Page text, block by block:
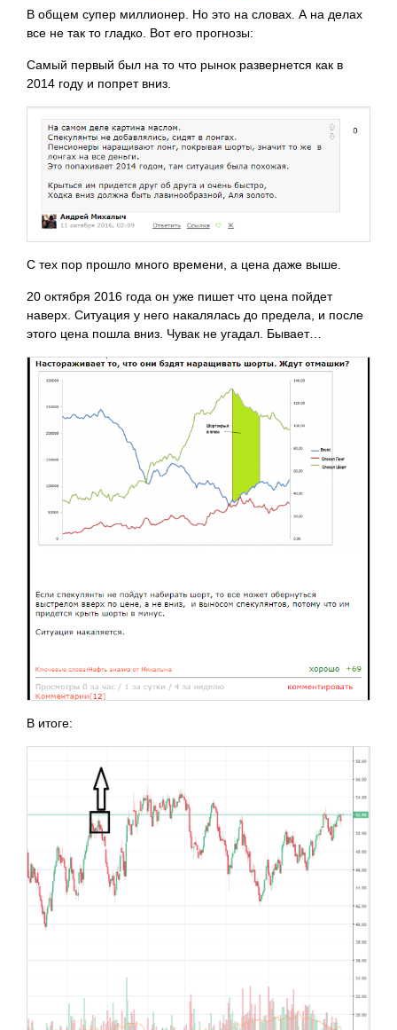
В общем супер миллионер. Но это на словах. А на делах
все не так то гладко. Вот его прогнозы:
Самый первый был на то что рынок развернется как в
2014 году и попрет вниз.
С тех пор прошло много времени, а цена даже выше.
20 октября 2016 года он уже пишет что цена пойдет
наверх. Ситуация у него накалялась до предела, и после
этого цена пошла вниз. Чувак не угадал. Бывает…
В итоге: